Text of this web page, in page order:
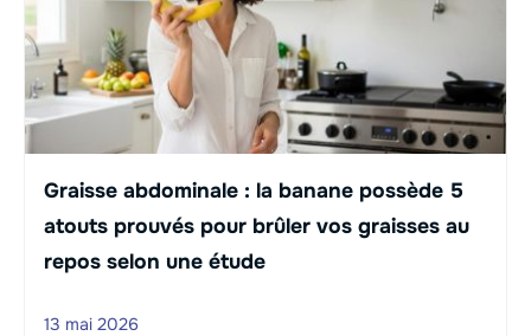
Graisse abdominale : la banane possède 5
atouts prouvés pour brûler vos graisses au
repos selon une étude
13 mai 2026